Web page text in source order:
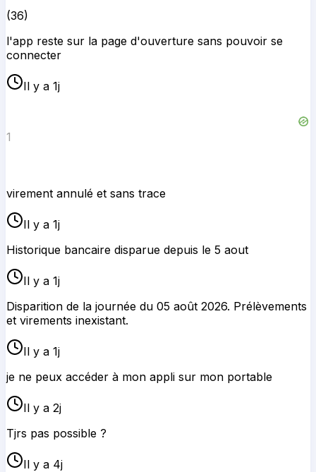
1
(36)
l'app reste sur la page d'ouverture sans pouvoir se
connecter
Il y a 1j
virement annulé et sans trace
Il y a 1j
Historique bancaire disparue depuis le 5 aout
Il y a 1j
Disparition de la journée du 05 août 2026. Prélèvements
et virements inexistant.
Il y a 1j
je ne peux accéder à mon appli sur mon portable
Il y a 2j
Tjrs pas possible ?
Il y a 4j